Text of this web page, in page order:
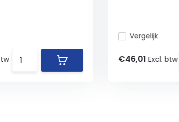
Vergelijk
€46,01Excl. btw